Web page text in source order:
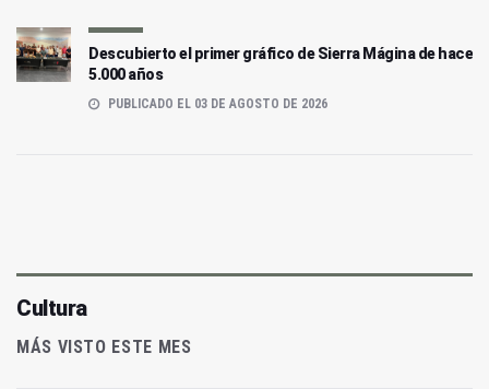
Descubierto el primer gráfico de Sierra Mágina de hace
5.000 años
PUBLICADO EL 03 DE AGOSTO DE 2026
Cultura
MÁS VISTO ESTE MES